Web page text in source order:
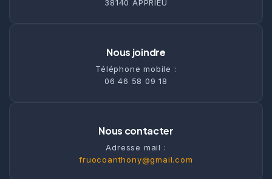
38140 APPRIEU
Nous joindre
Téléphone mobile :
06 46 58 09 18
Nous contacter
Adresse mail :
fruocoanthony@gmail.com